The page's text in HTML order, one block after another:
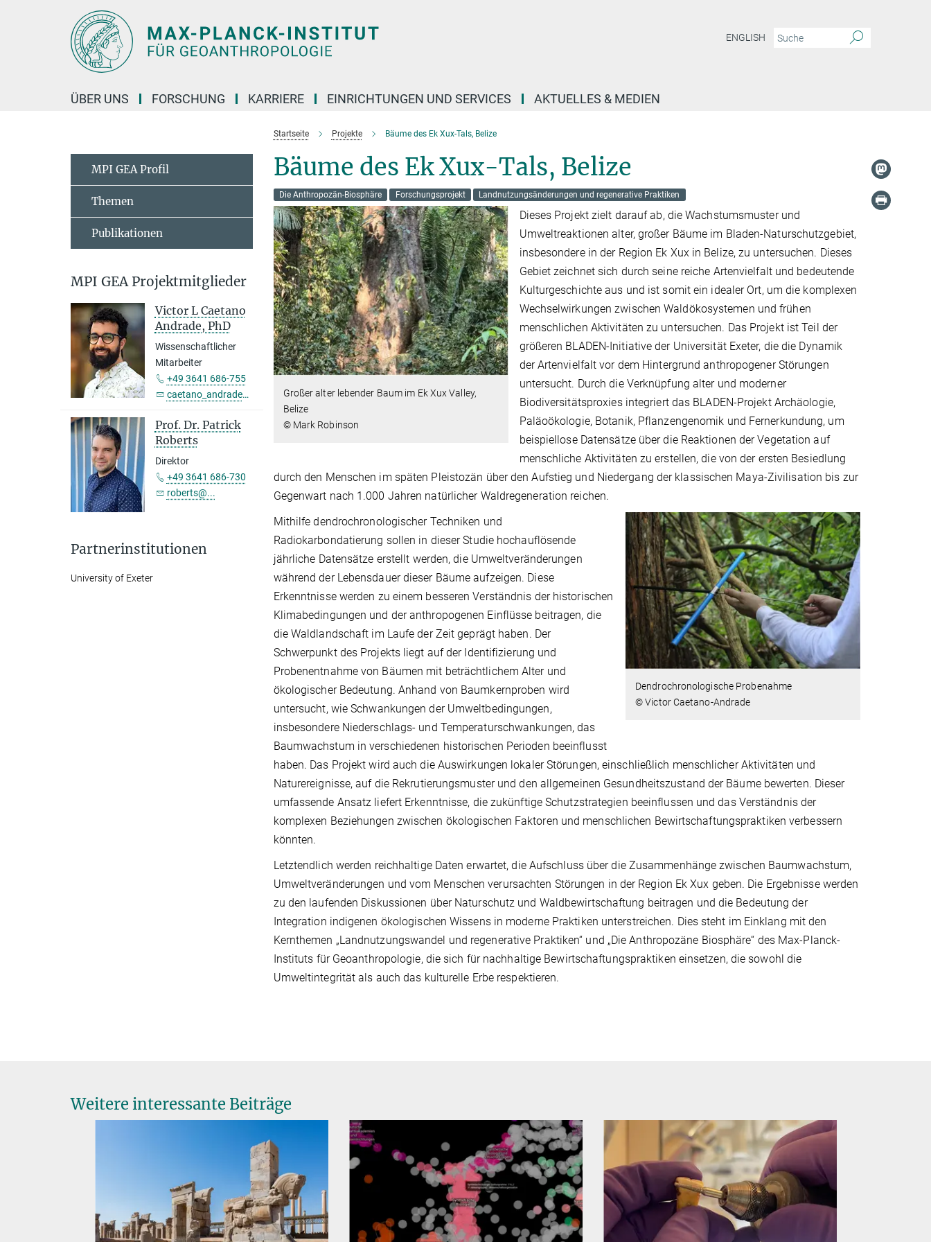
ENGLISH
ÜBER UNS FORSCHUNG KARRIERE EINRICHTUNGEN UND SERVICES AKTUELLES & MEDIEN
Startseite Projekte Bäume des Ek Xux-Tals, Belize
Bäume des Ek Xux-Tals, Belize
Die Anthropozän-Biosphäre Forschungsprojekt Landnutzungsänderungen und regenerative Praktiken
Großer alter lebender Baum im Ek Xux Valley,
Belize
© Mark Robinson
Dieses Projekt zielt darauf ab, die Wachstumsmuster und
Umweltreaktionen alter, großer Bäume im Bladen-Naturschutzgebiet,
insbesondere in der Region Ek Xux in Belize, zu untersuchen. Dieses
Gebiet zeichnet sich durch seine reiche Artenvielfalt und bedeutende
Kulturgeschichte aus und ist somit ein idealer Ort, um die komplexen
Wechselwirkungen zwischen Waldökosystemen und frühen
menschlichen Aktivitäten zu untersuchen. Das Projekt ist Teil der
größeren BLADEN-Initiative der Universität Exeter, die die Dynamik
der Artenvielfalt vor dem Hintergrund anthropogener Störungen
untersucht. Durch die Verknüpfung alter und moderner
Biodiversitätsproxies integriert das BLADEN-Projekt Archäologie,
Paläoökologie, Botanik, Pflanzengenomik und Fernerkundung, um
beispiellose Datensätze über die Reaktionen der Vegetation auf
menschliche Aktivitäten zu erstellen, die von der ersten Besiedlung
durch den Menschen im späten Pleistozän über den Aufstieg und Niedergang der klassischen Maya-Zivilisation bis zur
Gegenwart nach 1.000 Jahren natürlicher Waldregeneration reichen.
Dendrochronologische Probenahme
© Victor Caetano-Andrade
Mithilfe dendrochronologischer Techniken und
Radiokarbondatierung sollen in dieser Studie hochauflösende
jährliche Datensätze erstellt werden, die Umweltveränderungen
während der Lebensdauer dieser Bäume aufzeigen. Diese
Erkenntnisse werden zu einem besseren Verständnis der historischen
Klimabedingungen und der anthropogenen Einflüsse beitragen, die
die Waldlandschaft im Laufe der Zeit geprägt haben. Der
Schwerpunkt des Projekts liegt auf der Identifizierung und
Probenentnahme von Bäumen mit beträchtlichem Alter und
ökologischer Bedeutung. Anhand von Baumkernproben wird
untersucht, wie Schwankungen der Umweltbedingungen,
insbesondere Niederschlags- und Temperaturschwankungen, das
Baumwachstum in verschiedenen historischen Perioden beeinflusst
haben. Das Projekt wird auch die Auswirkungen lokaler Störungen, einschließlich menschlicher Aktivitäten und
Naturereignisse, auf die Rekrutierungsmuster und den allgemeinen Gesundheitszustand der Bäume bewerten. Dieser
umfassende Ansatz liefert Erkenntnisse, die zukünftige Schutzstrategien beeinflussen und das Verständnis der
komplexen Beziehungen zwischen ökologischen Faktoren und menschlichen Bewirtschaftungspraktiken verbessern
könnten.
Letztendlich werden reichhaltige Daten erwartet, die Aufschluss über die Zusammenhänge zwischen Baumwachstum,
Umweltveränderungen und vom Menschen verursachten Störungen in der Region Ek Xux geben. Die Ergebnisse werden
zu den laufenden Diskussionen über Naturschutz und Waldbewirtschaftung beitragen und die Bedeutung der
Integration indigenen ökologischen Wissens in moderne Praktiken unterstreichen. Dies steht im Einklang mit den
Kernthemen „Landnutzungswandel und regenerative Praktiken“ und „Die Anthropozäne Biosphäre“ des Max-Planck-
Instituts für Geoanthropologie, die sich für nachhaltige Bewirtschaftungspraktiken einsetzen, die sowohl die
Umweltintegrität als auch das kulturelle Erbe respektieren.
MPI GEA Profil
Themen
Publikationen
MPI GEA Projektmitglieder
Victor L Caetano
Andrade, PhD
Wissenschaftlicher
Mitarbeiter
+49 3641 686-755
caetano_andrade@...
Prof. Dr. Patrick
Roberts
Direktor
+49 3641 686-730
roberts@...
Partnerinstitutionen
University of Exeter
Weitere interessante Beiträge